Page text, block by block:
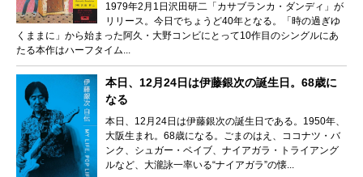
1979年2月1日沢田研二「カサブランカ・ダンディ」が
リリース。今日でちょうど40年となる。「時の過ぎゆ
くままに」から始まった阿久・大野コンビにとって10作目のシングルにあ
たる本作はハーフタイム...
本日、12月24日は伊藤銀次の誕生日。68歳に
なる
本日、12月24日は伊藤銀次の誕生日である。1950年、
大阪生まれ。68歳になる。ごまのはえ、ココナツ・バ
ンク、シュガー・ベイブ、ナイアガラ・トライアング
ルなど、大瀧詠一率いる“ナイアガラ”の懐...